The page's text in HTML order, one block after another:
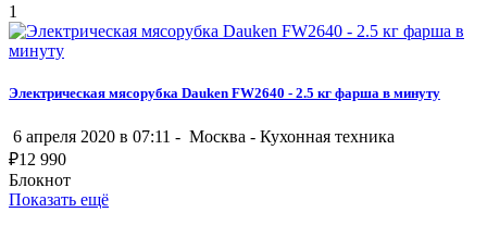
1
Электрическая мясорубка Dauken FW2640 - 2.5 кг фарша в минуту
6 апреля 2020 в 07:11 - Москва - Кухонная техника
₽12 990
Блокнот
Показать ещё